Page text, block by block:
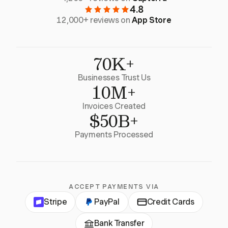
4.8
12,000+ reviews onApp Store
70K+
Businesses Trust Us
10M+
Invoices Created
$50B+
Payments Processed
ACCEPT PAYMENTS VIA
Stripe PayPal Credit Cards
Bank Transfer